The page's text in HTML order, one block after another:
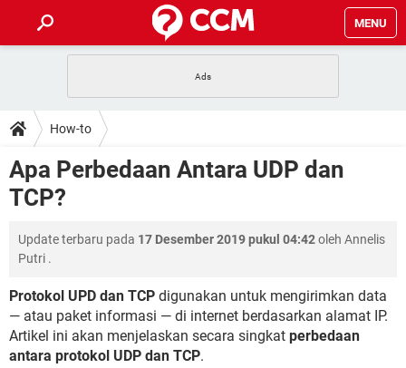
MENU
APLIKASI NONTON FILM & SERI
BUAT AKUN TIKTOK APLIKASI VIDEO-CALL
HOW-TO
SAFE MODE ANDROID
KODE RAHASIA NETFLIX
DOWNLOAD
ADOBE PREMIERE PRO
FORUM
Lupa Password Gmail WiFi Tidak Berfungsi
ENSIKLOPEDIA
Front Office dan Back Office OOP - Data Enkapsulasi
Jenis-jenis Network atau Jaringan
How-to
Apa Perbedaan Antara UDP dan
TCP?
Update terbaru pada 17 Desember 2019 pukul 04:42oleh Annelis
Putri .
Protokol UPD dan TCP digunakan untuk mengirimkan data
— atau paket informasi — di internet berdasarkan alamat IP.
Artikel ini akan menjelaskan secara singkat perbedaan
antara protokol UDP dan TCP.